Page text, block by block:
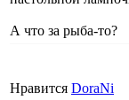
А что за рыба-то?
Нравится DoraNi